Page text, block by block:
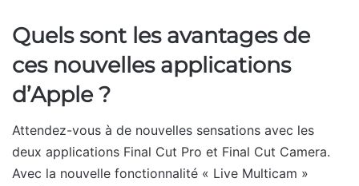
Quels sont les avantages de
ces nouvelles applications
d’Apple ?
Attendez-vous à de nouvelles sensations avec les
deux applications Final Cut Pro et Final Cut Camera.
Avec la nouvelle fonctionnalité « Live Multicam »